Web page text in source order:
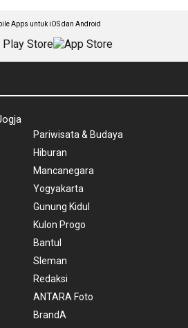
Apps untuk iOS dan Android
Pariwisata & Budaya
Hiburan
Mancanegara
Yogyakarta
Gunung Kidul
Kulon Progo
Bantul
Sleman
Redaksi
ANTARA Foto
BrandA